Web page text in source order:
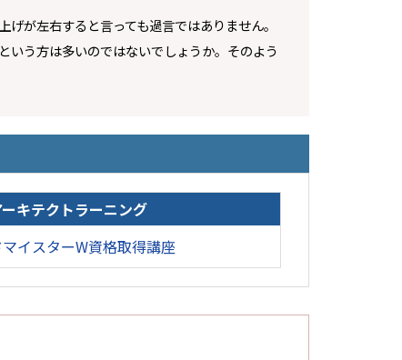
が左右すると言っても過言ではありません。
いう方は多いのではないでしょうか。そのよう
キテクトラーニング
イスターW資格取得講座